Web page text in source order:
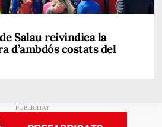
Salau reivindica la
d’ambdós costats del